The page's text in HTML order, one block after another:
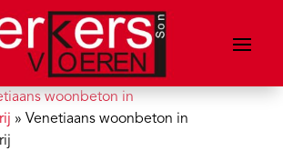
woonbeton in
» Venetiaans woonbeton in